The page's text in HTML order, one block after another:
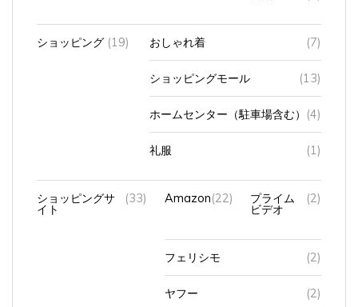
ショッピング (19) おしゃれ着 (7)
ショッピングモール (13)
ホームセンター（駐車場含む） (4)
礼服 (1)
ショッピングサ
イト
(33) Amazon (22) プライム
ビデオ
(2)
(2)
ヤフー (2)